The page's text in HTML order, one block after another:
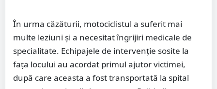
În urma căzăturii, motociclistul a suferit mai
multe leziuni și a necesitat îngrijiri medicale de
specialitate. Echipajele de intervenție sosite la
fața locului au acordat primul ajutor victimei,
după care aceasta a fost transportată la spital